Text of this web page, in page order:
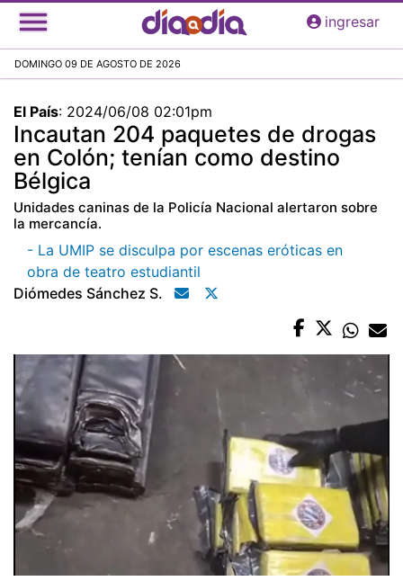
Pasar
al
principal
ingresar
DOMINGO 09 DE AGOSTO DE 2026
El País: 2024/06/08 02:01pm
Incautan 204 paquetes de drogas
en Colón; tenían como destino
Bélgica
Unidades caninas de la Policía Nacional alertaron sobre
la mercancía.
- La UMIP se disculpa por escenas eróticas en
obra de teatro estudiantil
Diómedes Sánchez S.